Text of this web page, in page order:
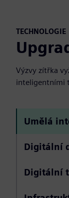
TECHNOLOGIE
Výzvy zítřka
inteligentními
Umělá
Digitální
Digitální